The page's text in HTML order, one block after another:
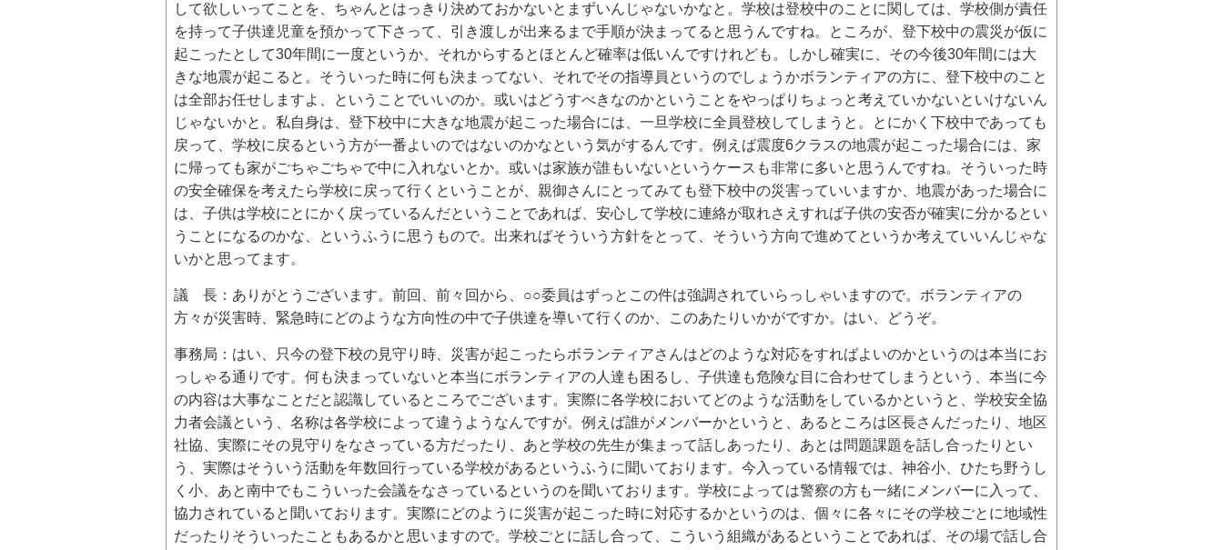
して欲しいってことを、ちゃんとはっきり決めておかないとまずいんじゃないかなと。学校は登校中のことに関しては、学校側が責任
を持って子供達児童を預かって下さって、引き渡しが出来るまで手順が決まってると思うんですね。ところが、登下校中の震災が仮に
起こったとして30年間に一度というか、それからするとほとんど確率は低いんですけれども。しかし確実に、その今後30年間には大
きな地震が起こると。そういった時に何も決まってない、それでその指導員というのでしょうかボランティアの方に、登下校中のこと
は全部お任せしますよ、ということでいいのか。或いはどうすべきなのかということをやっぱりちょっと考えていかないといけないん
じゃないかと。私自身は、登下校中に大きな地震が起こった場合には、一旦学校に全員登校してしまうと。とにかく下校中であっても
戻って、学校に戻るという方が一番よいのではないのかなという気がするんです。例えば震度6クラスの地震が起こった場合には、家
に帰っても家がごちゃごちゃで中に入れないとか。或いは家族が誰もいないというケースも非常に多いと思うんですね。そういった時
の安全確保を考えたら学校に戻って行くということが、親御さんにとってみても登下校中の災害っていいますか、地震があった場合に
は、子供は学校にとにかく戻っているんだということであれば、安心して学校に連絡が取れさえすれば子供の安否が確実に分かるとい
うことになるのかな、というふうに思うもので。出来ればそういう方針をとって、そういう方向で進めてというか考えていいんじゃな
いかと思ってます。
議 長：ありがとうございます。前回、前々回から、○○委員はずっとこの件は強調されていらっしゃいますので。ボランティアの
方々が災害時、緊急時にどのような方向性の中で子供達を導いて行くのか、このあたりいかがですか。はい、どうぞ。
事務局：はい、只今の登下校の見守り時、災害が起こったらボランティアさんはどのような対応をすればよいのかというのは本当にお
っしゃる通りです。何も決まっていないと本当にボランティアの人達も困るし、子供達も危険な目に合わせてしまうという、本当に今
の内容は大事なことだと認識しているところでございます。実際に各学校においてどのような活動をしているかというと、学校安全協
力者会議という、名称は各学校によって違うようなんですが。例えば誰がメンバーかというと、あるところは区長さんだったり、地区
社協、実際にその見守りをなさっている方だったり、あと学校の先生が集まって話しあったり、あとは問題課題を話し合ったりとい
う、実際はそういう活動を年数回行っている学校があるというふうに聞いております。今入っている情報では、神谷小、ひたち野うし
く小、あと南中でもこういった会議をなさっているというのを聞いております。学校によっては警察の方も一緒にメンバーに入って、
協力されていると聞いております。実際にどのように災害が起こった時に対応するかというのは、個々に各々にその学校ごとに地域性
だったりそういったこともあるかと思いますので。学校ごとに話し合って、こういう組織があるということであれば、その場で話し合